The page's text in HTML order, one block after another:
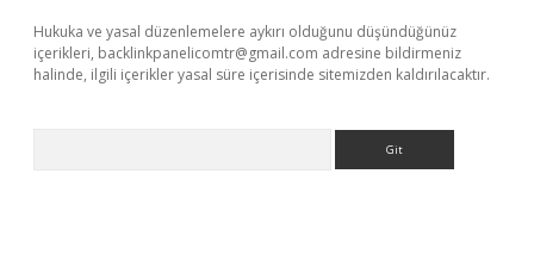
Hukuka ve yasal düzenlemelere aykırı olduğunu düşündüğünüz
içerikleri, backlinkpanelicomtr@gmail.com adresine bildirmeniz
halinde, ilgili içerikler yasal süre içerisinde sitemizden kaldırılacaktır.